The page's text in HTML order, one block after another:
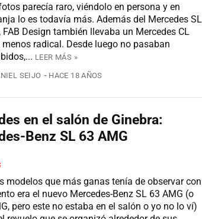
parecía raro, viéndolo en persona y en
lo es todavía más. Además del Mercedes SL
FAB Design también llevaba un Mercedes CL
radical. Desde luego no pasaban
LEER MÁS »
SEIJO HACE 18 AÑOS
en el salón de Ginebra:
Benz SL 63 AMG
modelos que más ganas tenía de observar con
era el nuevo Mercedes-Benz SL 63 AMG (o
pero este no estaba en el salón o yo no lo ví)